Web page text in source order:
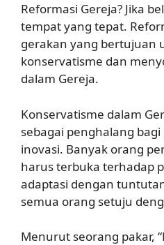
Reformasi Gereja? Jika
tempat yang tepat.
gerakan yang bertujuan
konservatisme dan
dalam Gereja.
Konservatisme dalam
sebagai penghalang
inovasi. Banyak orang
harus terbuka terhadap
adaptasi dengan
semua orang setuju
Menurut seorang pakar,